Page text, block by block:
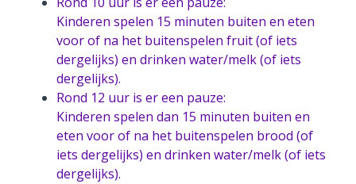
Expertise delen
Samenwerkingsconvenant
Kinderen spelen 15 minuten buiten en eten
voor of na het buitenspelen fruit (of iets
dergelijks) en drinken water/melk (of iets
dergelijks).
Rond 12 uur is er een pauze:
Kinderen spelen dan 15 minuten buiten en
eten voor of na het buitenspelen brood (of
iets dergelijks) en drinken water/melk (of iets
dergelijks).